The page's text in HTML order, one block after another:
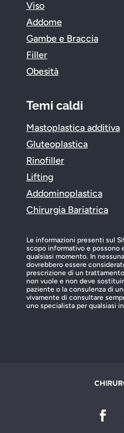
Viso
Addome
Gambe e Braccia
Filler
Obesità
Temi caldi
Mastoplastica additiva
Gluteoplastica
Rinofiller
Lifting
Addominoplastica
Chirurgia Bariatrica
Le informazioni presenti sul
scopo informativo e possono
qualsiasi momento. In
dovrebbero essere
prescrizione di un
non vuole e non deve
paziente o la consulenza di
vivamente di consultare
uno specialista per qualsiasi